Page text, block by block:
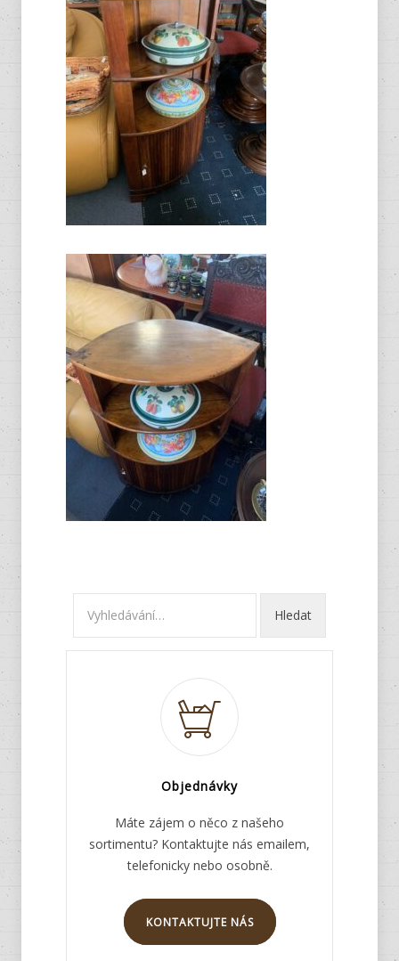
Objednávky
Máte zájem o něco z našeho
sortimentu? Kontaktujte nás emailem,
telefonicky nebo osobně.
KONTAKTUJTE NÁS